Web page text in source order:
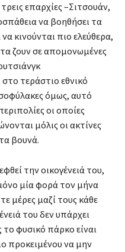
επαρχίες –Σιτσουάν,
να βοηθήσει τα
κινούνται πιο ελεύθερα,
ζουν σε απομονωμένες
τεράστιο εθνικό
όμως, αυτό
οι οποίες
μόλις οι ακτίνες
βουνά.
την οικογένειά του,
μία φορά τον μήνα
μέρες μαζί τους κάθε
του δεν υπάρχει
φυσικό πάρκο είναι
προκειμένου να μην